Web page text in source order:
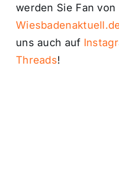
werden Sie Fan von
uns auch auf
Threads!